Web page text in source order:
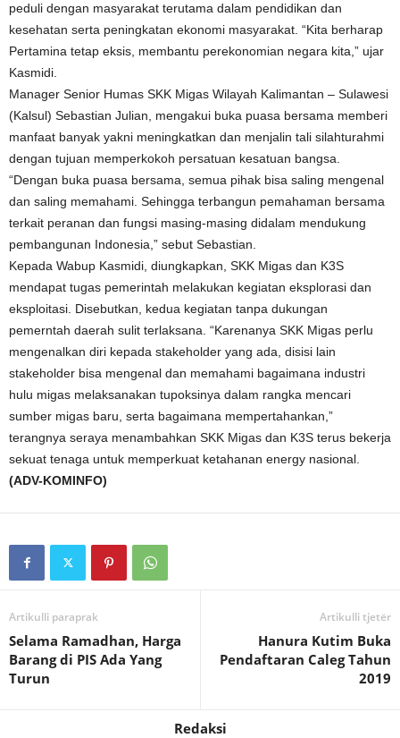
peduli dengan masyarakat terutama dalam pendidikan dan
kesehatan serta peningkatan ekonomi masyarakat. “Kita berharap
Pertamina tetap eksis, membantu perekonomian negara kita,” ujar
Kasmidi.
Manager Senior Humas SKK Migas Wilayah Kalimantan – Sulawesi
(Kalsul) Sebastian Julian, mengakui buka puasa bersama memberi
manfaat banyak yakni meningkatkan dan menjalin tali silahturahmi
dengan tujuan memperkokoh persatuan kesatuan bangsa.
“Dengan buka puasa bersama, semua pihak bisa saling mengenal
dan saling memahami. Sehingga terbangun pemahaman bersama
terkait peranan dan fungsi masing-masing didalam mendukung
pembangunan Indonesia,” sebut Sebastian.
Kepada Wabup Kasmidi, diungkapkan, SKK Migas dan K3S
mendapat tugas pemerintah melakukan kegiatan eksplorasi dan
eksploitasi. Disebutkan, kedua kegiatan tanpa dukungan
pemerntah daerah sulit terlaksana. “Karenanya SKK Migas perlu
mengenalkan diri kepada stakeholder yang ada, disisi lain
stakeholder bisa mengenal dan memahami bagaimana industri
hulu migas melaksanakan tupoksinya dalam rangka mencari
sumber migas baru, serta bagaimana mempertahankan,”
terangnya seraya menambahkan SKK Migas dan K3S terus bekerja
sekuat tenaga untuk memperkuat ketahanan energy nasional.
(ADV-KOMINFO)
Artikulli paraprak
Selama Ramadhan, Harga
Barang di PIS Ada Yang
Turun
Artikulli tjetër
Hanura Kutim Buka
Pendaftaran Caleg Tahun
2019
Redaksi